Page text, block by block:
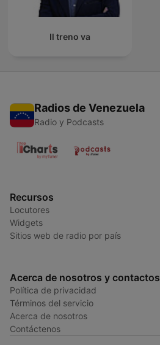
Il treno va
Radios de Venezuela
Radio y Podcasts
Recursos
Locutores
Widgets
Sitios web de radio por país
Acerca de nosotros y contactos
Política de privacidad
Términos del servicio
Acerca de nosotros
Contáctenos